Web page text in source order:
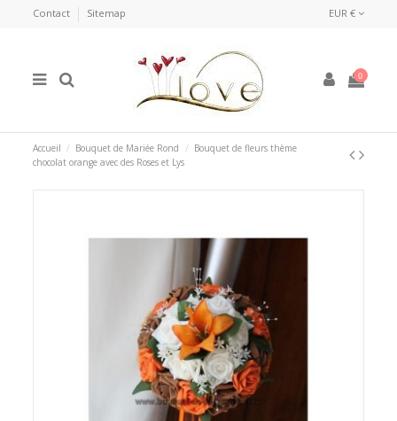
Contact Sitemap EUR €
0
Accueil Bouquet de Mariée Rond
Bouquet de fleurs thème
chocolat orange avec des Roses et Lys